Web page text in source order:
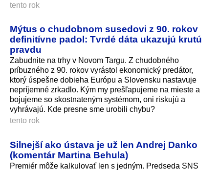
tento rok
Mýtus o chudobnom susedovi z 90. rokov
definitívne padol: Tvrdé dáta ukazujú krutú
pravdu
Zabudnite na trhy v Novom Targu. Z chudobného
príbuzného z 90. rokov vyrástol ekonomický predátor,
ktorý úspešne dobieha Európu a Slovensku nastavuje
nepríjemné zrkadlo. Kým my prešľapujeme na mieste a
bojujeme so skostnateným systémom, oni riskujú a
vyhrávajú. Kde presne sme urobili chybu?
tento rok
Silnejší ako ústava je už len Andrej Danko
(komentár Martina Behula)
Premiér môže kalkulovať len s jedným. Predseda SNS